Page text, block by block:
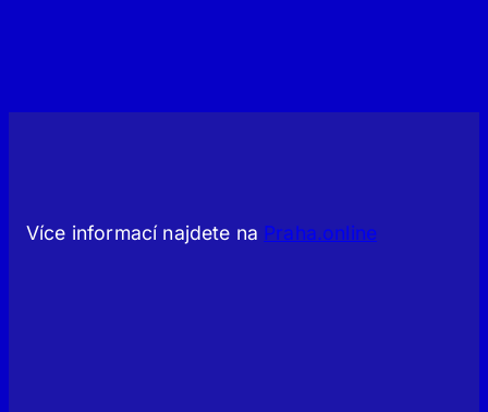
Více informací najdete na Praha.online